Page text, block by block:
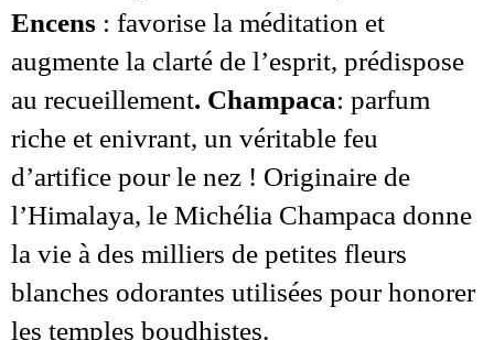
Encens : favorise la méditation et
augmente la clarté de l’esprit, prédispose
au recueillement. Champaca: parfum
riche et enivrant, un véritable feu
d’artifice pour le nez ! Originaire de
l’Himalaya, le Michélia Champaca donne
la vie à des milliers de petites fleurs
blanches odorantes utilisées pour honorer
les temples boudhistes.